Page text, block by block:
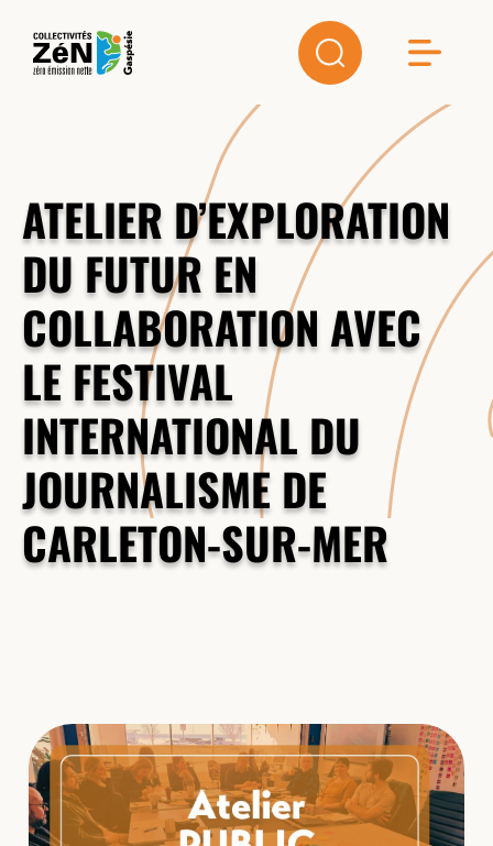
ATELIER D’EXPLORATION
DU FUTUR EN
COLLABORATION AVEC
LE FESTIVAL
INTERNATIONAL DU
JOURNALISME DE
CARLETON-SUR-MER